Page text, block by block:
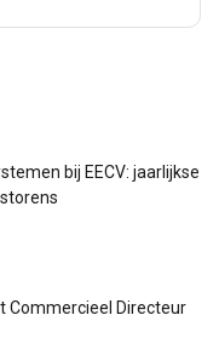
bij EECV: jaarlijkse
Commercieel Directeur
hebben
hun diensten.